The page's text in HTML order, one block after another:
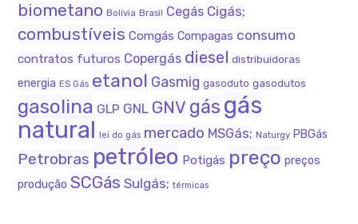
biometano Bolívia Brasil Cegás Cigás;
combustíveis Comgás Compagas consumo
contratos futuros Copergás diesel distribuidoras
energia ES Gás etanol Gasmig gasoduto gasodutos
gasolina GLP GNL GNV gás gás
natural lei do gás mercado MSGás; Naturgy PBGás
Petrobras petróleo Potigás preço preços
produção SCGás Sulgás; térmicas